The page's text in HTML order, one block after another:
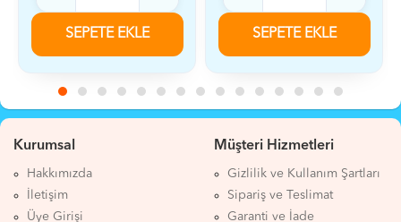
SEPETE EKLE SEPETE EKLE
Kurumsal
Hakkımızda
İletişim
Üye Girişi
Müşteri Hizmetleri
Gizlilik ve Kullanım Şartları
Sipariş ve Teslimat
Garanti ve İade